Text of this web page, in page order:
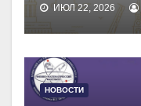
ИЮЛ 22, 2026
НОВОСТИ